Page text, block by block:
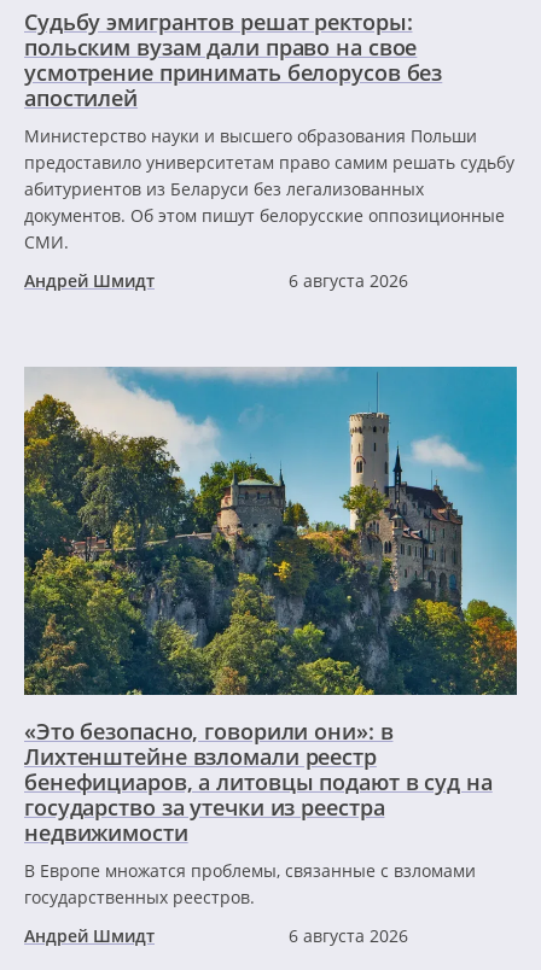
Судьбу эмигрантов решат ректоры:
польским вузам дали право на свое
усмотрение принимать белорусов без
апостилей
Министерство науки и высшего образования Польши
предоставило университетам право самим решать судьбу
абитуриентов из Беларуси без легализованных
документов. Об этом пишут белорусские оппозиционные
СМИ.
Андрей Шмидт
6 августа 2026
«Это безопасно, говорили они»: в
Лихтенштейне взломали реестр
бенефициаров, а литовцы подают в суд на
государство за утечки из реестра
недвижимости
В Европе множатся проблемы, связанные с взломами
государственных реестров.
Андрей Шмидт
6 августа 2026